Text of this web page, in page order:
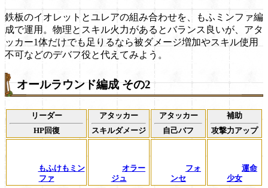
鉄板のイオレットとユレアの組み合わせを、もふミンファ編
成で運用。物理とスキル火力があるとバランス良いが、アタ
ッカー1体だけでも足りるなら被ダメージ増加やスキル使用
不可などのデバフ役と代えてみよう。
オールラウンド編成 その2
リーダー
HP回復
アタッカー
スキルダメージ
アタッカー
自己バフ
補助
攻撃力アップ
もふけもミン
ファ
オラー
ジュ
フォ
ンセ
運命
少女